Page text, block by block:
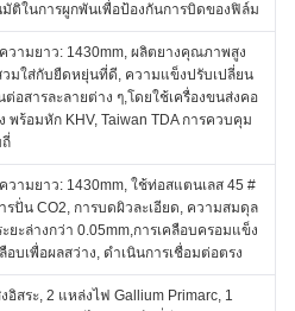
ติในการผูกพันเพื่อป้องกันการบิดของฟิล์ม
วามยาว: 1430mm, ผลิตยางคุณภาพสูง
มใส่กับยืดหยุ่นที่ดี, ความแข็งปรับเปลี่ยน
อสารละลายต่าง ๆ,โดยใช้เครื่องขนส่งคอ
ร้อมหัก KHV, Taiwan TDA การควบคุม
ถี่
วามยาว: 1430mm, ใช้ท่อสแตนเลส 45 #
ปั่น CO2, การบดผิวละเอียด, ความสมดุล
ะล่างกว่า 0.05mm,การเคลือบครอมแข็ง
อบเพื่อผลสว่าง, ดําเนินการเชื่อมต่อตรง
อิสระ, 2 แหล่งไฟ Gallium Primarc, 1